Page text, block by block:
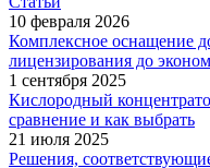
10 февраля 2026
Комплексное оснащение
лицензирования до
1 сентября 2025
Кислородный
сравнение и как выбрать
21 июля 2025
Решения,